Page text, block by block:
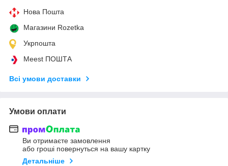
Нова Пошта
Магазини Rozetka
Укрпошта
Meest ПОШТА
Всі умови доставки
Умови оплати
Ви отримаєте замовлення
або гроші повернуться на вашу картку
Детальніше